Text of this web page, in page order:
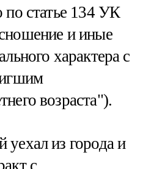
по статье 134 УК
и иные
характера с
возраста").
из города и
с